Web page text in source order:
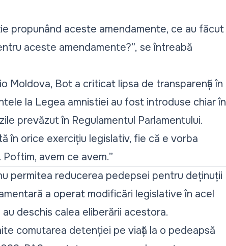
propunând aceste amendamente, ce au făcut
aceste amendamente?”, se întreabă
Moldova, Bot a criticat lipsa de transparență în
la Legea amnistiei au fost introduse chiar în
prevăzut în Regulamentul Parlamentului.
în orice exercițiu legislativ, fie că e vorba
avem ce avem.”
permitea reducerea pedepsei pentru deținuții
a operat modificări legislative în acel
deschis calea eliberării acestora.
comutarea detenției pe viață la o pedeapsă